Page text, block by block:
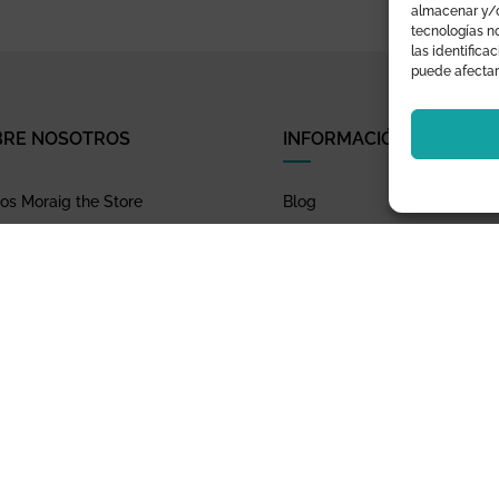
almacenar y/
tecnologías
las
puede
NOSOTROS
Moraig the Store
INFORMACIÓN
Blog